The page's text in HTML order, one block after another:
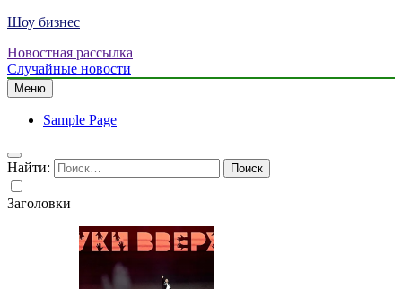
Шоу бизнес
Новостная рассылка
Случайные новости
Меню
Sample Page
Найти:
Заголовки